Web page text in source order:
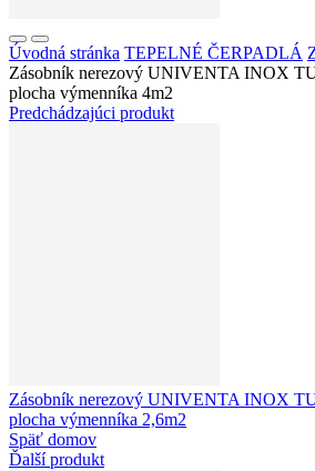
Úvodná stránka TEPELNÉ ČERPADLÁ
Zásobník nerezový UNIVENTA INOX
plocha výmenníka 4m2
Predchádzajúci produkt
Zásobník nerezový UNIVENTA INOX
plocha výmenníka 2,6m2
Späť domov
Ďalší produkt